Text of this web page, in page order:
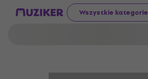
Wszystkie kategorie